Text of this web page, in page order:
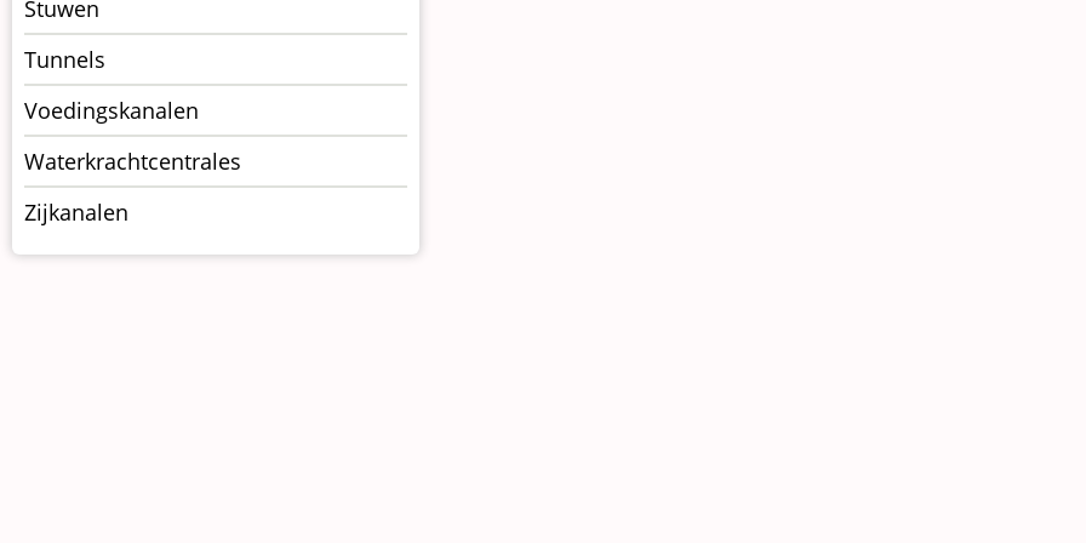
Stuwen
Tunnels
Voedingskanalen
Waterkrachtcentrales
Zijkanalen